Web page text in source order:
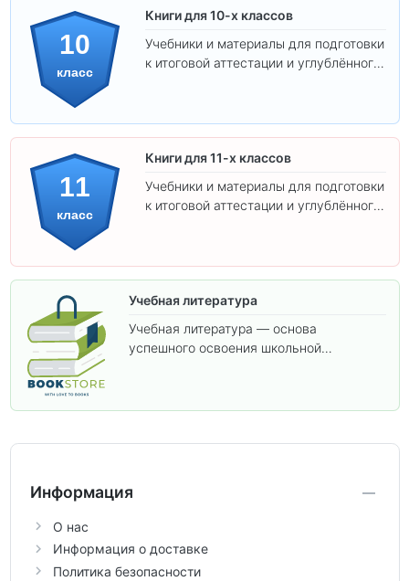
10
класс
Книги для 10-х классов
Учебники и материалы для подготовки
к итоговой аттестации и углублённого
11
класс
Книги для 11-х классов
Учебники и материалы для подготовки
к итоговой аттестации и углублённого
Учебная литература
Учебная литература — основа
успешного освоения школьной
аттестации, а также расширить кругозор
Информация
О нас
Информация о доставке
Политика безопасности